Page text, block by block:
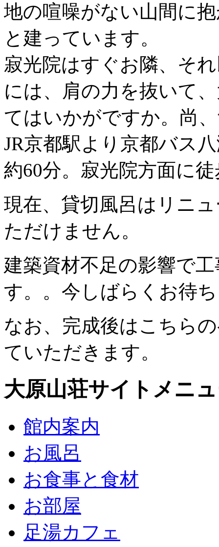
地の喧噪がない山間に
と建っています。
寂光院はすぐお隣、そ
には、肩の力を抜いて
てはいかがですか。尚
JR京都駅より京都バス
約60分。寂光院方面に
現在、貸切風呂はリニ
ただけません。
建築資材不足の影響で
す。。今しばらくお待
なお、完成後はこちら
ていただきます。
大原山荘サイトメニ
館内案内
お風呂
お食事と食材
お部屋
足湯カフェ